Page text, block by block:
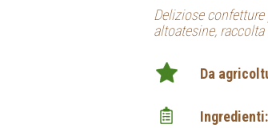
Deliziose
altoatesine,
Da
Ingredienti: